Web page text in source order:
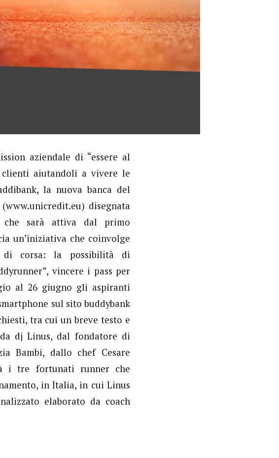
aziendale di “essere al
aiutandoli a vivere le
la nuova banca del
disegnata
che sarà attiva dal primo
un’iniziativa che coinvolge
di corsa: la possibilità di
vincere i pass per
al 26 giugno gli aspiranti
sul sito buddybank
tra cui un breve testo e
dj Linus, dal fondatore di
Bambi, dallo chef Cesare
i tre fortunati runner che
in Italia, in cui Linus
elaborato da coach